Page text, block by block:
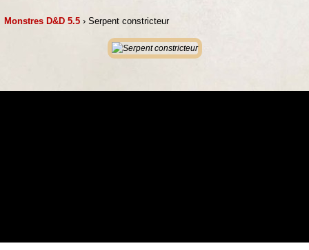
Monstres D&D 5.5 › Serpent constricteur